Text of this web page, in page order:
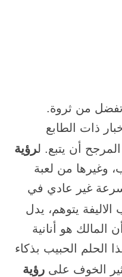
من ثروة.
ذات الطابع
أن يتبع. لرؤية
وغيرها من لعبة
غير عادي في
الاليفة يتوهم، يدل
هو أنانية
الحلم الحبيب بذكاء
الخوف على رؤية